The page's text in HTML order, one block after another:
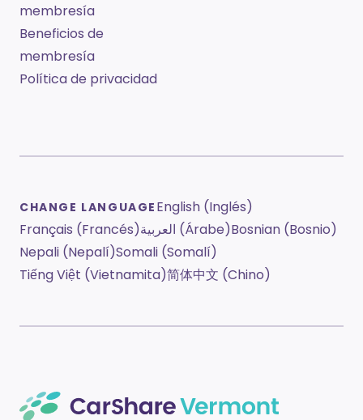
membresía
Beneficios de
membresía
Política de privacidad
CHANGE LANGUAGE English (Inglés)
Français (Francés)
العربية (Árabe)Bosnian (Bosnio)
Nepali (Nepalí)Somali (Somalí)
Tiếng Việt (Vietnamita)简体中文 (Chino)